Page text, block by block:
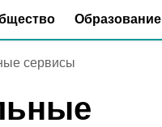
Образование
сервисы